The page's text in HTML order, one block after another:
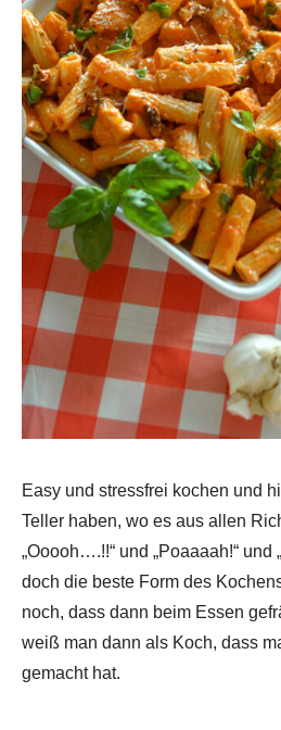
Easy und stressfrei kochen und
Teller haben, wo es aus allen
„Ooooh….!!“ und „Poaaaah!“ und
doch die beste Form des
noch, dass dann beim Essen
weiß man dann als Koch, dass
gemacht hat.